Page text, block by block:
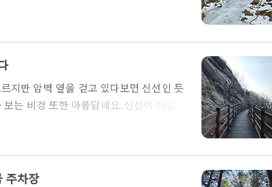
있네요.올 겨울 처음으로 아이젠을 착용
만들어 주네요.산행을 하다가 준비해 온
나 무엇으로 만들었던 맛이 좋습니다대간
지만 암벽 옆을 걷고 있다보면 신선인 듯
는 비경 또한 아름답네요.신선이 하늘을
주차장